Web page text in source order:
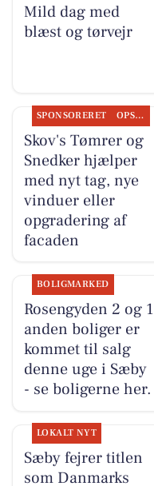
Mild dag med
blæst og tørvejr
SPONSORERET OPSLAGSTAVLEN
Skov's Tømrer og
Snedker hjælper
med nyt tag, nye
vinduer eller
opgradering af
facaden
BOLIGMARKED
Rosengyden 2 og 1
anden boliger er
kommet til salg
denne uge i Sæby
- se boligerne her.
LOKALT NYT
Sæby fejrer titlen
som Danmarks